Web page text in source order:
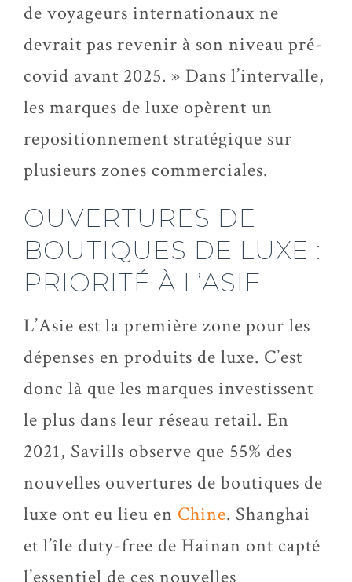
de voyageurs internationaux ne
devrait pas revenir à son niveau pré-
covid avant 2025. » Dans l’intervalle,
les marques de luxe opèrent un
repositionnement stratégique sur
plusieurs zones commerciales.
OUVERTURES DE
BOUTIQUES DE LUXE :
PRIORITÉ À L’ASIE
L’Asie est la première zone pour les
dépenses en produits de luxe. C’est
donc là que les marques investissent
le plus dans leur réseau retail. En
2021, Savills observe que 55% des
nouvelles ouvertures de boutiques de
luxe ont eu lieu en Chine. Shanghai
et l’île duty-free de Hainan ont capté
l’essentiel de ces nouvelles